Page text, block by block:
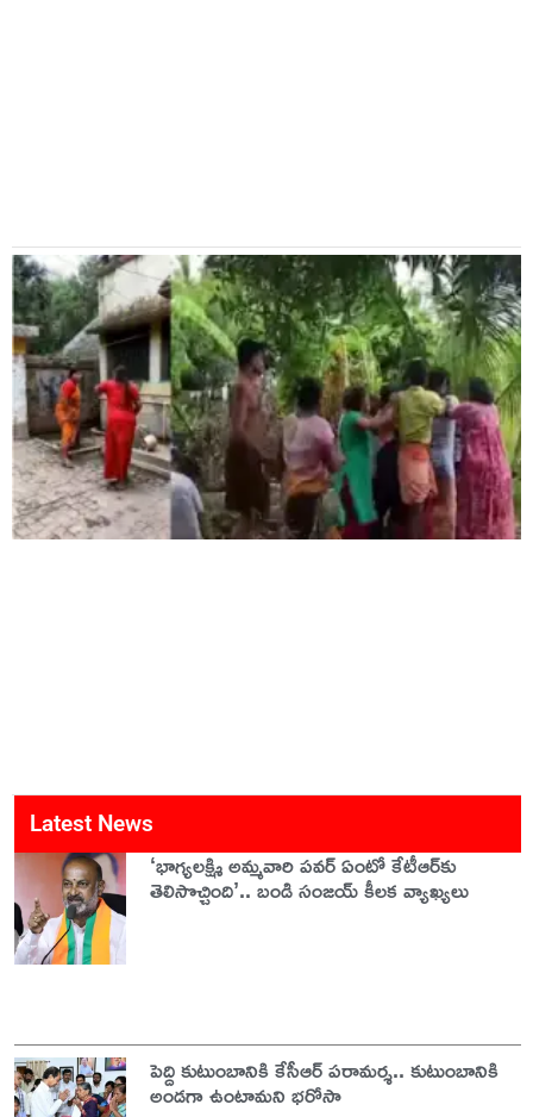
Latest News
‘భాగ్యలక్ష్మి అమ్మవారి పవర్ ఏంటో కేటీఆర్‌కు
తెలిసొచ్చింది’.. బండి సంజయ్ కీలక వ్యాఖ్యలు
పెద్ది కుటుంబానికి కేసీఆర్ పరామర్శ.. కుటుంబానికి
అండగా ఉంటామని భరోసా